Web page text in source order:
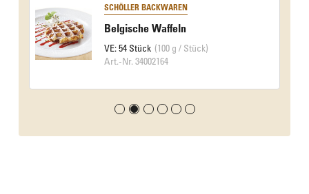
SCHÖLLER BACKWAREN
Belgische Waffeln
VE: 54 Stück (100 g / Stück)
Art.-Nr. 34002164